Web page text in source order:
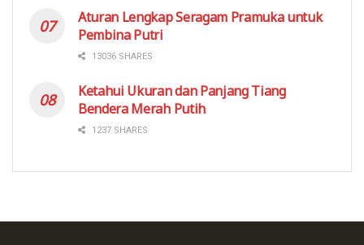
Aturan Lengkap Seragam Pramuka untuk
Pembina Putri
13036 SHARES
Ketahui Ukuran dan Panjang Tiang
Bendera Merah Putih
1237 SHARES